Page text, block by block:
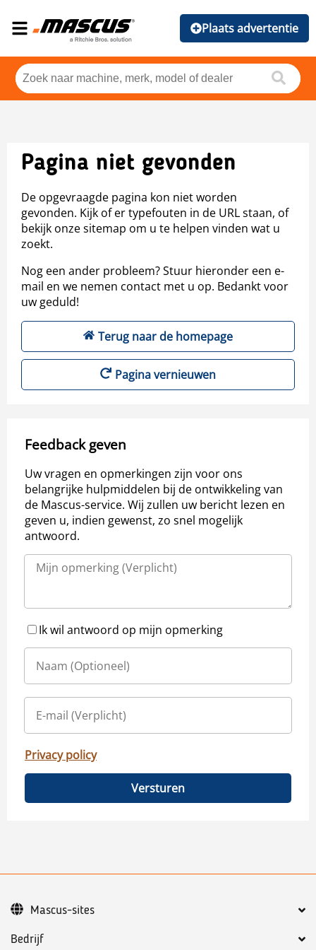
Plaats advertentie
Pagina niet gevonden
De opgevraagde pagina kon niet worden
gevonden. Kijk of er typefouten in de URL staan, of
bekijk onze sitemap om u te helpen vinden wat u
zoekt.
Nog een ander probleem? Stuur hieronder een e-
mail en we nemen contact met u op. Bedankt voor
uw geduld!
Terug naar de homepage
Pagina vernieuwen
Feedback geven
Uw vragen en opmerkingen zijn voor ons
belangrijke hulpmiddelen bij de ontwikkeling van
de Mascus-service. Wij zullen uw bericht lezen en
geven u, indien gewenst, zo snel mogelijk
antwoord.
Ik wil antwoord op mijn opmerking
Privacy policy
Versturen
Bedrijf
Mascus-sites